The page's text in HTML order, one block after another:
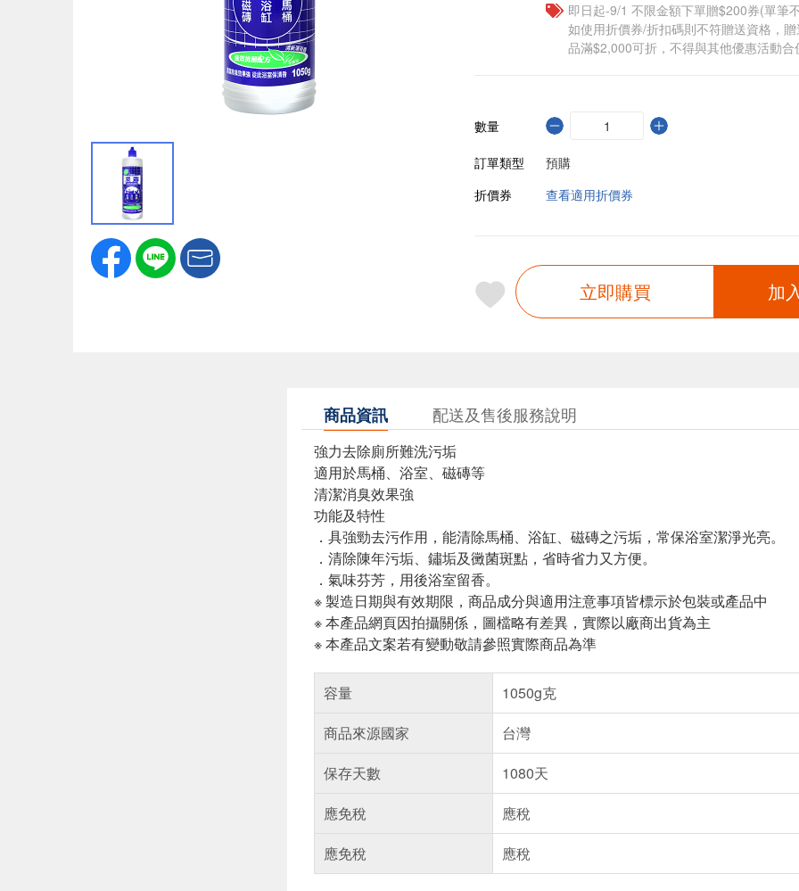
即日起-9/1 不限金額下單贈$200券(單筆
如使用折價券/折扣碼則不符贈送資格，
品滿$2,000可折，不得與其他優惠活動合
數量
訂單類型
預購
折價券
查看適用折價券
立即購買 加
商品資訊 配送及售後服務說明
強力去除廁所難洗污垢
適用於馬桶、浴室、磁磚等
清潔消臭效果強
功能及特性
．具強勁去污作用，能清除馬桶、浴缸、磁磚之污垢，常保浴室潔淨光亮。
．清除陳年污垢、鏽垢及黴菌斑點，省時省力又方便。
．氣味芬芳，用後浴室留香。
※ 製造日期與有效期限，商品成分與適用注意事項皆標示於包裝或產品中
※ 本產品網頁因拍攝關係，圖檔略有差異，實際以廠商出貨為主
※ 本產品文案若有變動敬請參照實際商品為準
容量
1050g克
商品來源國家
台灣
保存天數
1080天
應免稅
應稅
應免稅
應稅